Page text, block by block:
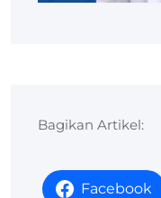
Bagikan Artikel:
Facebook